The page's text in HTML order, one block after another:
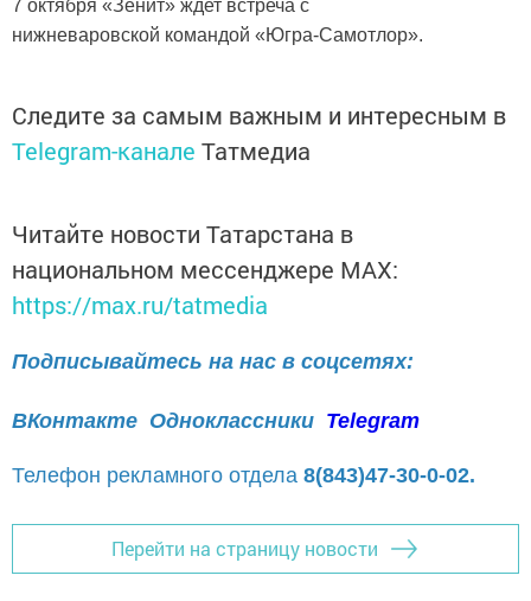
7 октября «Зенит» ждет встреча с
нижневаровской командой «Югра-Самотлор».
Следите за самым важным и интересным в
Telegram-канале Татмедиа
Читайте новости Татарстана в
национальном мессенджере MАХ:
https://max.ru/tatmedia
Подписывайтесь на нас в соцсетях:
ВКонтакте Одноклассники Telegram
Телефон рекламного отдела 8(843)47-30-0-02.
Перейти на страницу новости